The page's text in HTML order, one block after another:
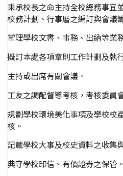
秉承校長之命主持全校總務事宜
校務計劃、行事曆之編訂與會議
掌理學校文書、事務、出納等業
擬訂本處各項章則工作計劃及執
主持或出席有關會議。
工友之調配督導考核，考核委員
規劃學校環境美化事項及學校校
核。
記載學校大事及校史資料之收集
典守學校印信、有價證券之保管。